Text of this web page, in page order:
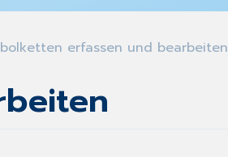
erfassen und bearbeiten